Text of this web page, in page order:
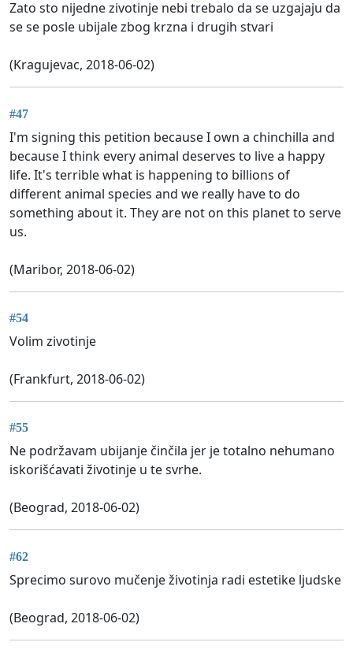
Zato sto nijedne zivotinje nebi trebalo da se uzgajaju da
se se posle ubijale zbog krzna i drugih stvari
(Kragujevac, 2018-06-02)
#47
I'm signing this petition because I own a chinchilla and
because I think every animal deserves to live a happy
life. It's terrible what is happening to billions of
different animal species and we really have to do
something about it. They are not on this planet to serve
us.
(Maribor, 2018-06-02)
#54
Volim zivotinje
(Frankfurt, 2018-06-02)
#55
Ne podržavam ubijanje činčila jer je totalno nehumano
iskorišćavati životinje u te svrhe.
(Beograd, 2018-06-02)
#62
Sprecimo surovo mučenje životinja radi estetike ljudske
(Beograd, 2018-06-02)